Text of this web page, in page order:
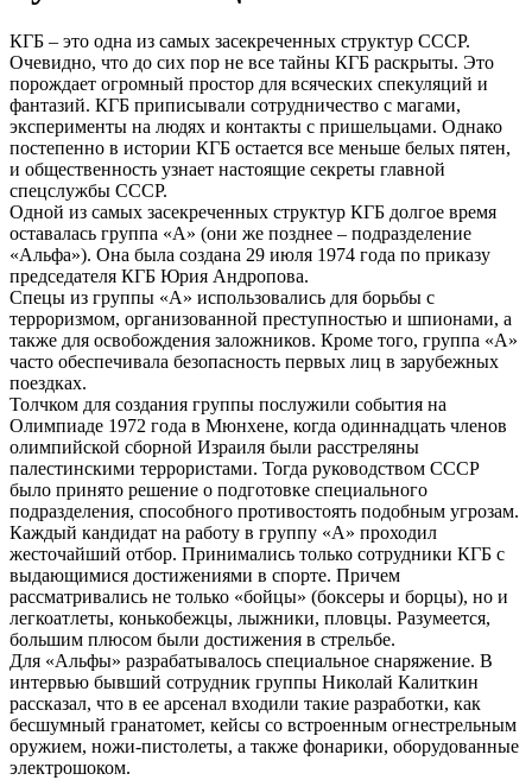
КГБ – это одна из самых засекреченных структур СССР.
Очевидно, что до сих пор не все тайны КГБ раскрыты. Это
порождает огромный простор для всяческих спекуляций и
фантазий. КГБ приписывали сотрудничество с магами,
эксперименты на людях и контакты с пришельцами. Однако
постепенно в истории КГБ остается все меньше белых пятен,
и общественность узнает настоящие секреты главной
спецслужбы СССР.
Одной из самых засекреченных структур КГБ долгое время
оставалась группа «А» (они же позднее – подразделение
«Альфа»). Она была создана 29 июля 1974 года по приказу
председателя КГБ Юрия Андропова.
Спецы из группы «А» использовались для борьбы с
терроризмом, организованной преступностью и шпионами, а
также для освобождения заложников. Кроме того, группа «А»
часто обеспечивала безопасность первых лиц в зарубежных
поездках.
Толчком для создания группы послужили события на
Олимпиаде 1972 года в Мюнхене, когда одиннадцать членов
олимпийской сборной Израиля были расстреляны
палестинскими террористами. Тогда руководством СССР
было принято решение о подготовке специального
подразделения, способного противостоять подобным угрозам.
Каждый кандидат на работу в группу «А» проходил
жесточайший отбор. Принимались только сотрудники КГБ с
выдающимися достижениями в спорте. Причем
рассматривались не только «бойцы» (боксеры и борцы), но и
легкоатлеты, конькобежцы, лыжники, пловцы. Разумеется,
большим плюсом были достижения в стрельбе.
Для «Альфы» разрабатывалось специальное снаряжение. В
интервью бывший сотрудник группы Николай Калиткин
рассказал, что в ее арсенал входили такие разработки, как
бесшумный гранатомет, кейсы со встроенным огнестрельным
оружием, ножи-пистолеты, а также фонарики, оборудованные
электрошоком.